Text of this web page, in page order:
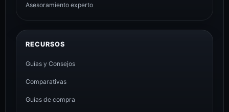
Asesoramiento experto
RECURSOS
Guías y Consejos
Comparativas
Guías de compra